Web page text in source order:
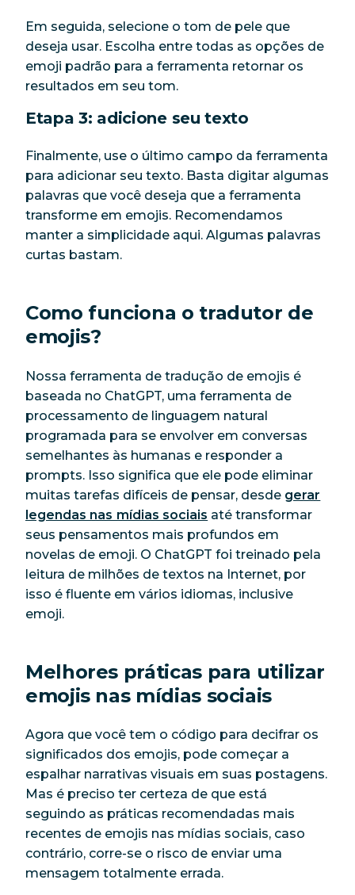
Em seguida, selecione o tom de pele que
deseja usar. Escolha entre todas as opções de
emoji padrão para a ferramenta retornar os
resultados em seu tom.
Etapa 3: adicione seu texto
Finalmente, use o último campo da ferramenta
para adicionar seu texto. Basta digitar algumas
palavras que você deseja que a ferramenta
transforme em emojis. Recomendamos
manter a simplicidade aqui. Algumas palavras
curtas bastam.
Como funciona o tradutor de
emojis?
Nossa ferramenta de tradução de emojis é
baseada no ChatGPT, uma ferramenta de
processamento de linguagem natural
programada para se envolver em conversas
semelhantes às humanas e responder a
prompts. Isso significa que ele pode eliminar
muitas tarefas difíceis de pensar, desde gerar
legendas nas mídias sociais até transformar
seus pensamentos mais profundos em
novelas de emoji. O ChatGPT foi treinado pela
leitura de milhões de textos na Internet, por
isso é fluente em vários idiomas, inclusive
emoji.
Melhores práticas para utilizar
emojis nas mídias sociais
Agora que você tem o código para decifrar os
significados dos emojis, pode começar a
espalhar narrativas visuais em suas postagens.
Mas é preciso ter certeza de que está
seguindo as práticas recomendadas mais
recentes de emojis nas mídias sociais, caso
contrário, corre-se o risco de enviar uma
mensagem totalmente errada.